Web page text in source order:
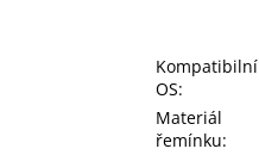
Kompatibilní
OS:
Materiál
řemínku: